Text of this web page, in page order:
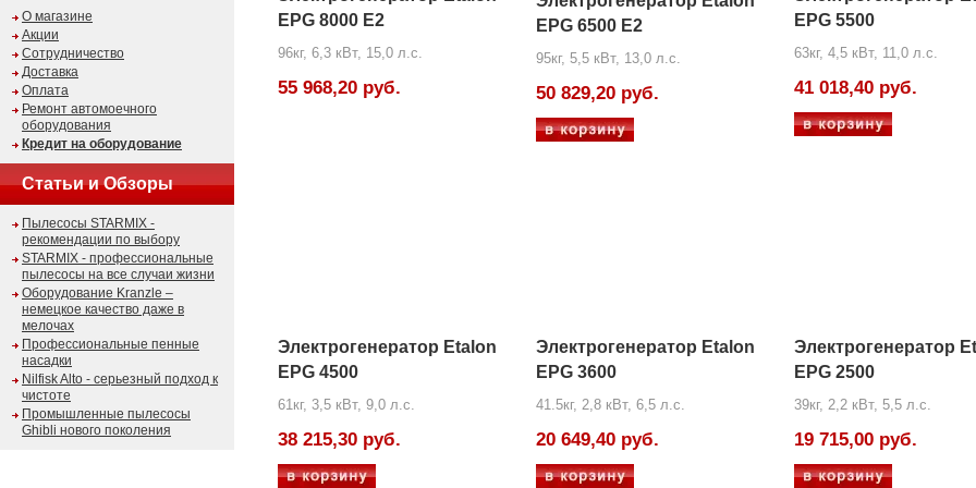
О магазине
Акции
Сотрудничество
Доставка
Оплата
Ремонт автомоечного
оборудования
Кредит на оборудование
Статьи и Обзоры
Пылесосы STARMIX -
рекомендации по выбору
STARMIX - профессиональные
пылесосы на все случаи жизни
Оборудование Kranzle –
немецкое качество даже в
мелочах
Профессиональные пенные
насадки
Nilfisk Alto - серьезный подход к
чистоте
Промышленные пылесосы
Ghibli нового поколения
EPG 8000 E2
96кг, 6,3 кВт, 15,0 л.с.
55 968,20 руб.
EPG 6500 E2
95кг, 5,5 кВт, 13,0 л.с.
50 829,20 руб.
EPG 5500
63кг, 4,5 кВт, 11,0 л.с.
41 018,40 руб.
Электрогенератор Etalon
EPG 4500
61кг, 3,5 кВт, 9,0 л.с.
38 215,30 руб.
Электрогенератор Etalon
EPG 3600
41.5кг, 2,8 кВт, 6,5 л.с.
20 649,40 руб.
Электрогенератор
EPG 2500
39кг, 2,2 кВт, 5,5 л.с.
19 715,00 руб.